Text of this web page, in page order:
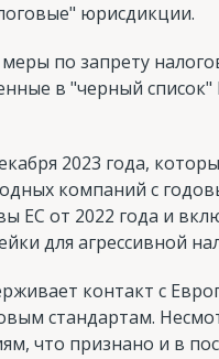
юрисдикции.
по запрету
в "черный список"
2023 года,
компаний с
ЕС от 2022 года и
для агрессивной
контакт с
стандартам.
что признано и в